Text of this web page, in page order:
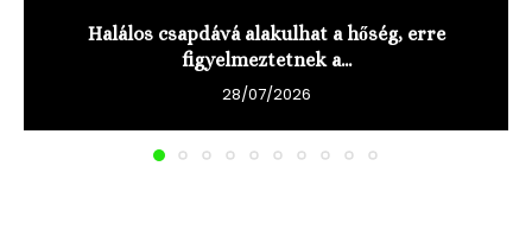
Halálos csapdává alakulhat a hőség, erre
figyelmeztetnek a...
28/07/2026